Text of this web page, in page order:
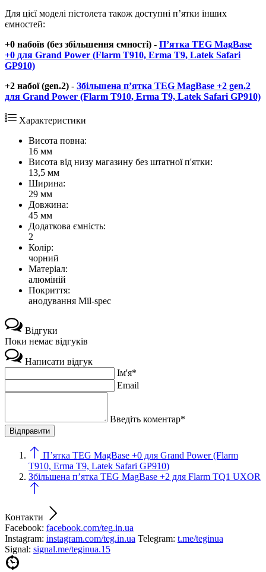
Для цієї моделі пістолета також доступні п’ятки інших
ємностей:
+0 набоїв (без збільшення ємності) - П’ятка TEG MagBase
+0 для Grand Power (Flarm T910, Erma T9, Latek Safari
GP910)
+2 набої (gen.2) - Збільшена п’ятка TEG MagBase +2 gen.2
для Grand Power (Flarm T910, Erma T9, Latek Safari GP910)
Характеристики
Висота повна:
16 мм
Висота від низу магазину без штатної п'ятки:
13,5 мм
Ширина:
29 мм
Довжина:
45 мм
Додаткова ємність:
2
Колір:
чорний
Матеріал:
алюміній
Покриття:
анодування Mil-spec
Відгуки
Поки немає відгуків
Написати відгук
Ім'я*
Email
Введіть коментар*
П’ятка TEG MagBase +0 для Grand Power (Flarm
T910, Erma T9, Latek Safari GP910)
Збільшена п’ятка TEG MagBase +2 для Flarm TQ1 UXOR
Контакти
Facebook: facebook.com/teg.in.ua
Instagram: instagram.com/teg.in.ua Telegram: t.me/teginua
Signal: signal.me/teginua.15